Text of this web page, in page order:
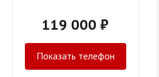
119 000 ₽
Показать телефон